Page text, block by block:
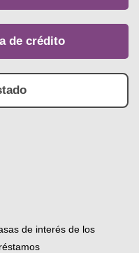
de crédito
de interés de los